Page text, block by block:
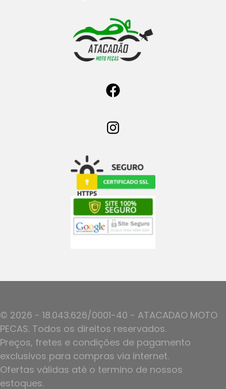
© 2026 - 18.043.626/0001-40 - ATACADAO MOTO
PECAS. Todos os direitos reservados.
Preços, fretes e condições de pagamento
exclusivos para compras via internet.
Ofertas válidas até o termino de nossos
estoques.